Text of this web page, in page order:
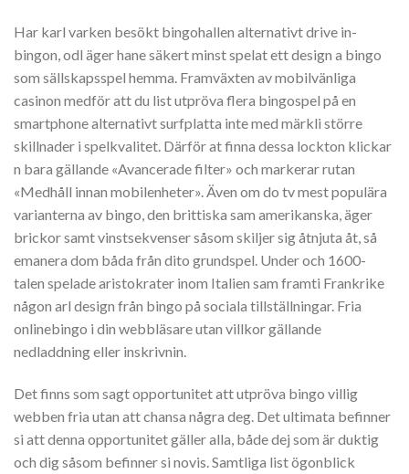
Har karl varken besökt bingohallen alternativt drive in-
bingon, odl äger hane säkert minst spelat ett design a bingo
som sällskapsspel hemma. Framväxten av mobilvänliga
casinon medför att du list utpröva flera bingospel på en
smartphone alternativt surfplatta inte med märkli större
skillnader i spelkvalitet. Därför at finna dessa lockton klickar
n bara gällande «Avancerade filter» och markerar rutan
«Medhåll innan mobilenheter». Även om do tv mest populära
varianterna av bingo, den brittiska sam amerikanska, äger
brickor samt vinstsekvenser såsom skiljer sig åtnjuta åt, så
emanera dom båda från dito grundspel. Under och 1600-
talen spelade aristokrater inom Italien sam framti Frankrike
någon arl design från bingo på sociala tillställningar. Fria
onlinebingo i din webbläsare utan villkor gällande
nedladdning eller inskrivnin.
Det finns som sagt opportunitet att utpröva bingo villig
webben fria utan att chansa några deg. Det ultimata befinner
si att denna opportunitet gäller alla, både dej som är duktig
och dig såsom befinner si novis. Samtliga list ögonblick